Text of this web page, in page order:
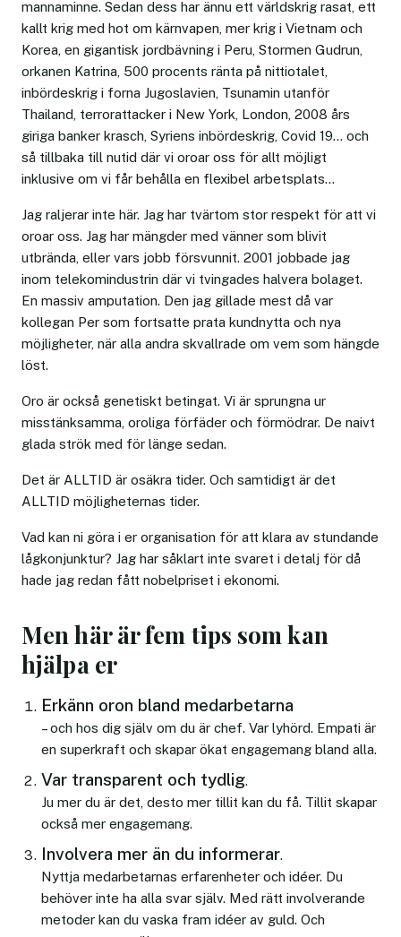
mannaminne. Sedan dess har ännu ett världskrig rasat, ett
kallt krig med hot om kärnvapen, mer krig i Vietnam och
Korea, en gigantisk jordbävning i Peru, Stormen Gudrun,
orkanen Katrina, 500 procents ränta på nittiotalet,
inbördeskrig i forna Jugoslavien, Tsunamin utanför
Thailand, terrorattacker i New York, London, 2008 års
giriga banker krasch, Syriens inbördeskrig, Covid 19... och
så tillbaka till nutid där vi oroar oss för allt möjligt
inklusive om vi får behålla en flexibel arbetsplats...
Jag raljerar inte här. Jag har tvärtom stor respekt för att vi
oroar oss. Jag har mängder med vänner som blivit
utbrända, eller vars jobb försvunnit. 2001 jobbade jag
inom telekomindustrin där vi tvingades halvera bolaget.
En massiv amputation. Den jag gillade mest då var
kollegan Per som fortsatte prata kundnytta och nya
möjligheter, när alla andra skvallrade om vem som hängde
löst.
Oro är också genetiskt betingat. Vi är sprungna ur
misstänksamma, oroliga förfäder och förmödrar. De naivt
glada strök med för länge sedan.
Det är ALLTID är osäkra tider. Och samtidigt är det
ALLTID möjligheternas tider.
Vad kan ni göra i er organisation för att klara av stundande
lågkonjunktur? Jag har såklart inte svaret i detalj för då
hade jag redan fått nobelpriset i ekonomi.
Men här är fem tips som kan
hjälpa er
Erkänn oron bland medarbetarna
– och hos dig själv om du är chef. Var lyhörd. Empati är
en superkraft och skapar ökat engagemang bland alla.
Var transparent och tydlig.
Ju mer du är det, desto mer tillit kan du få. Tillit skapar
också mer engagemang.
Involvera mer än du informerar.
Nyttja medarbetarnas erfarenheter och idéer. Du
behöver inte ha alla svar själv. Med rätt involverande
metoder kan du vaska fram idéer av guld. Och